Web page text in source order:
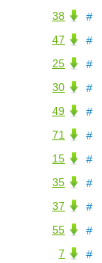
#
38
#
47
#
25
#
30
#
49
#
71
#
15
#
35
#
37
#
55
#
7